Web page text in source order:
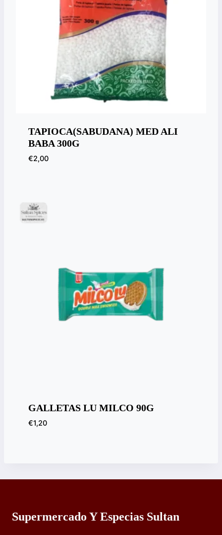
TAPIOCA(SABUDANA) MED ALI
BABA 300G
€2,00
GALLETAS LU MILCO 90G
€1,20
Supermercado Y Especias Sultan